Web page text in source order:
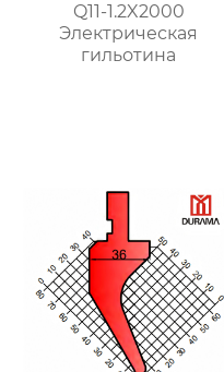
Q11-1.2X2000
Электрическая
гильотина